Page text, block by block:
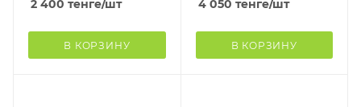
2 400 тенге/шт
В КОРЗИНУ
4 050 тенге/шт
В КОРЗИНУ